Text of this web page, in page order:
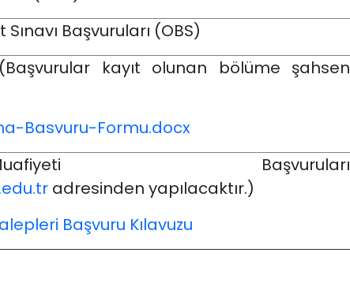
Başvuruları (OBS)
kayıt olunan bölüme şahsen
Basvuru-Formu.docx
Başvuruları
adresinden yapılacaktır.)
Başvuru Kılavuzu